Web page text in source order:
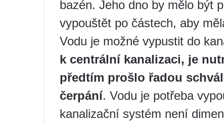
bazén. Jeho dno by mělo být
vypouštět po částech, aby
Vodu je možné vypustit do
k centrální kanalizaci, je
předtím prošlo řadou
čerpání. Vodu je potřeba
kanalizační systém není